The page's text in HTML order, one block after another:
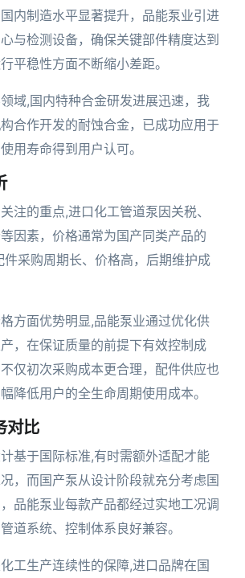
内制造水平显著提升，品能泵业引进
与检测设备，确保关键部件精度达到
平稳性方面不断缩小差距。
域,国内特种合金研发进展迅速，我
合作开发的耐蚀合金，已成功应用于
用寿命得到用户认可。
注的重点,进口化工管道泵因关税、
因素，价格通常为国产同类产品的
件采购周期长、价格高，后期维护成
方面优势明显,品能泵业通过优化供
，在保证质量的前提下有效控制成
仅初次采购成本更合理，配件供应也
降低用户的全生命周期使用成本。
对比
基于国际标准,有时需额外适配才能
，而国产泵从设计阶段就充分考虑国
品能泵业每款产品都经过实地工况调
道系统、控制体系良好兼容。
工生产连续性的保障,进口品牌在国